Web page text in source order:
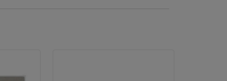
s niskim naslonom za leđa.